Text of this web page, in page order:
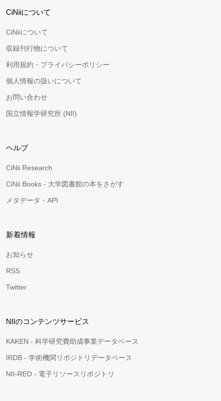
CiNiiについて
CiNiiについて
収録刊行物について
利用規約・プライバシーポリシー
個人情報の扱いについて
お問い合わせ
国立情報学研究所 (NII)
ヘルプ
CiNii Research
CiNii Books - 大学図書館の本をさがす
メタデータ・API
新着情報
お知らせ
RSS
Twitter
NIIのコンテンツサービス
KAKEN - 科学研究費助成事業データベース
IRDB - 学術機関リポジトリデータベース
NII-REO - 電子リソースリポジトリ